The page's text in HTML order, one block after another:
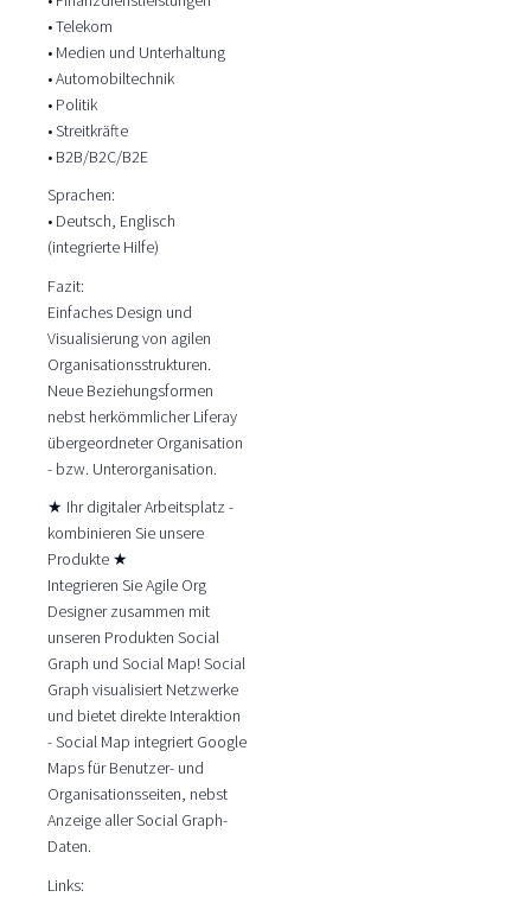
• Telekom
• Medien und Unterhaltung
• Automobiltechnik
• Politik
• Streitkräfte
• B2B/B2C/B2E
Sprachen:
• Deutsch, Englisch
(integrierte Hilfe)
Fazit:
Einfaches Design und
Visualisierung von agilen
Organisationsstrukturen.
Neue Beziehungsformen
nebst herkömmlicher Liferay
übergeordneter Organisation
- bzw. Unterorganisation.
★ Ihr digitaler Arbeitsplatz -
kombinieren Sie unsere
Produkte ★
Integrieren Sie Agile Org
Designer zusammen mit
unseren Produkten Social
Graph und Social Map! Social
Graph visualisiert Netzwerke
und bietet direkte Interaktion
- Social Map integriert Google
Maps für Benutzer- und
Organisationsseiten, nebst
Anzeige aller Social Graph-
Daten.
Links: